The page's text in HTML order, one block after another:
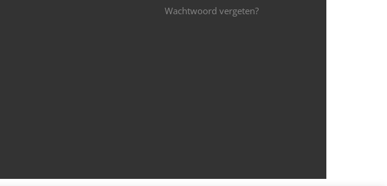
Wachtwoord vergeten?